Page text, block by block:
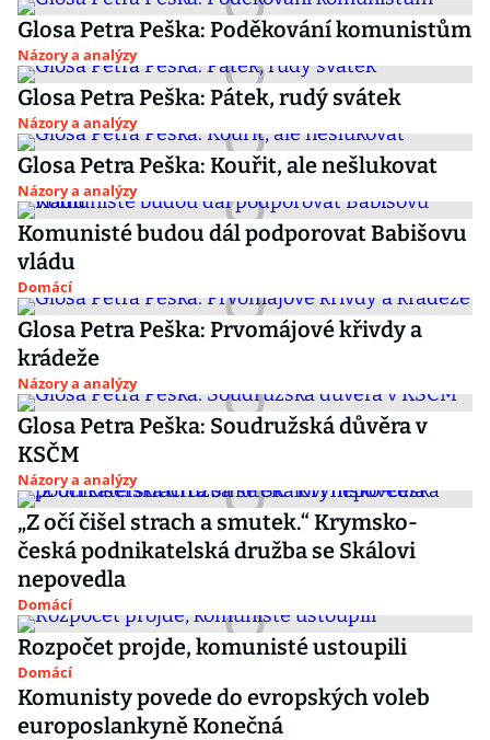
Glosa Petra Peška: Poděkování komunistům
Názory a analýzy
Glosa Petra Peška: Pátek, rudý svátek
Názory a analýzy
Glosa Petra Peška: Kouřit, ale nešlukovat
Názory a analýzy
Komunisté budou dál podporovat Babišovu
vládu
Domácí
Glosa Petra Peška: Prvomájové křivdy a
krádeže
Názory a analýzy
Glosa Petra Peška: Soudružská důvěra v
KSČM
Názory a analýzy
„Z očí čišel strach a smutek.“ Krymsko-
česká podnikatelská družba se Skálovi
nepovedla
Domácí
Rozpočet projde, komunisté ustoupili
Domácí
Komunisty povede do evropských voleb
europoslankyně Konečná